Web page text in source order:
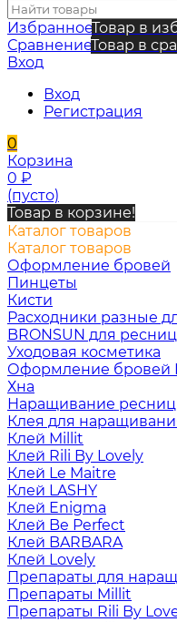
ИзбранноеТовар в
СравнениеТовар в
Вход
Вход
Регистрация
0
Корзина
0 ₽
(пусто)
Товар в корзине!
Каталог товаров
Каталог товаров
Оформление бровей
Пинцеты
Кисти
Расходники разные
BRONSUN для
Уходовая косметика
Оформление бровей
Хна
Наращивание ресниц
Клея для
Клей Millit
Клей Rili By Lovely
Клей Le Maitre
Клей LASHY
Клей Enigma
Клей Be Perfect
Клей BARBARA
Клей Lovely
Препараты для
Препараты Millit
Препараты Rili By